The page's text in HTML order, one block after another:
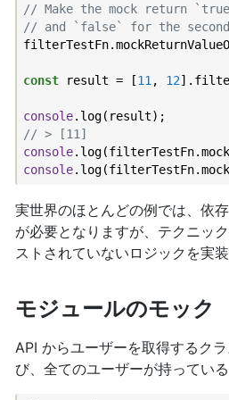
// Make the mock return
// and `false` for the
const result = [11 , 12
console
// > [11]
console
console
実世界のほとんどの例では、依
が必要となりますが、テクニッ
ストされていないロジックを実
モジュールのモック
API からユーザーを取得するク
び、全てのユーザーが持っている